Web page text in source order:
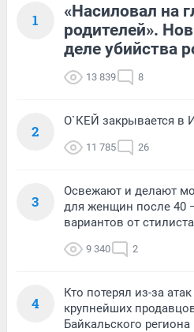
1
«Насиловал на
родителей».
деле убийства
13 839 8
2
О`КЕЙ закрывается в
11 785 26
3
Освежают и делают
для женщин после 40
вариантов от стилиста
9 340 2
4
Кто потерял из-за
крупнейших
Байкальского региона